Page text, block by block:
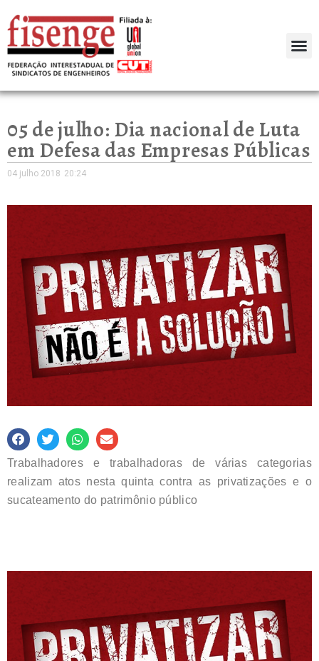
05 de julho: Dia nacional de Luta
em Defesa das Empresas Públicas
04 julho 2018 20:24
Trabalhadores e trabalhadoras de várias categorias
realizam atos nesta quinta contra as privatizações e o
sucateamento do patrimônio público